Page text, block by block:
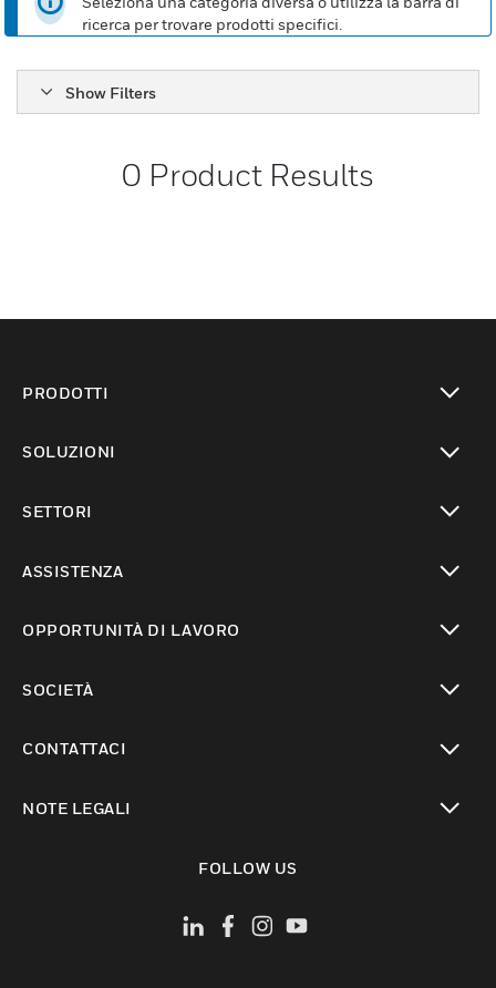
ricerca per trovare prodotti specifici.
Show Filters
0 Product Results
PRODOTTI
SOLUZIONI
SETTORI
ASSISTENZA
OPPORTUNITÀ DI LAVORO
SOCIETÀ
CONTATTACI
NOTE LEGALI
FOLLOW US